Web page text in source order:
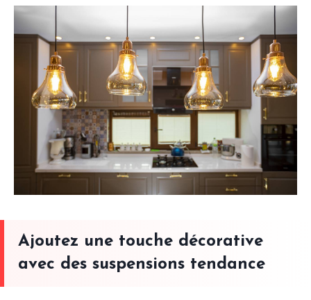
Ajoutez une touche décorative
avec des suspensions tendance